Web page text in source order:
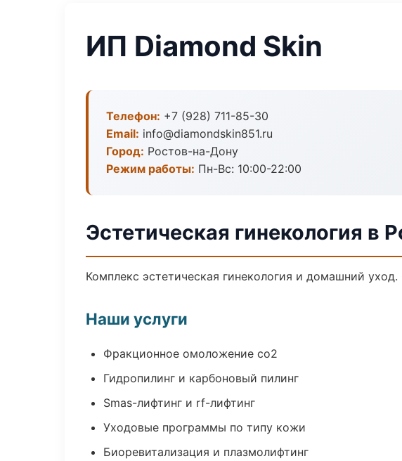
ИП Diamond Skin
Телефон: +7 (928) 711-85-30
Email: info@diamondskin851.ru
Город: Ростов-на-Дону
Режим работы: Пн-Вс: 10:00-22:00
Эстетическая гинекология в
Комплекс эстетическая гинекология и домашний
Наши услуги
Фракционное омоложение co2
Гидропилинг и карбоновый пилинг
Smas-лифтинг и rf-лифтинг
Уходовые программы по типу кожи
Биоревитализация и плазмолифтинг